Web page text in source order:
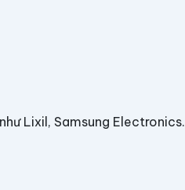
Lixil, Samsung Electronics.